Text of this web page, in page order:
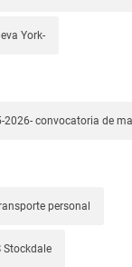
York-
2026- convocatoria de
personal
Stockdale